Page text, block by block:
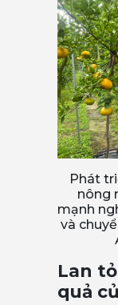
Phát
nông
mạnh
và
Lan
quả